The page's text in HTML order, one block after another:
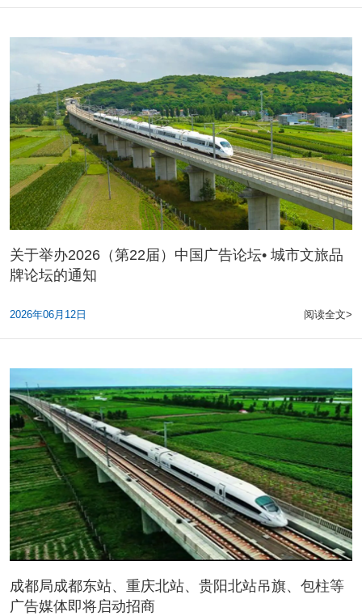
关于举办2026（第22届）中国广告论坛• 城市文旅品
牌论坛的通知
阅读全文>
2026年06月12日
成都局成都东站、重庆北站、贵阳北站吊旗、包柱等
广告媒体即将启动招商